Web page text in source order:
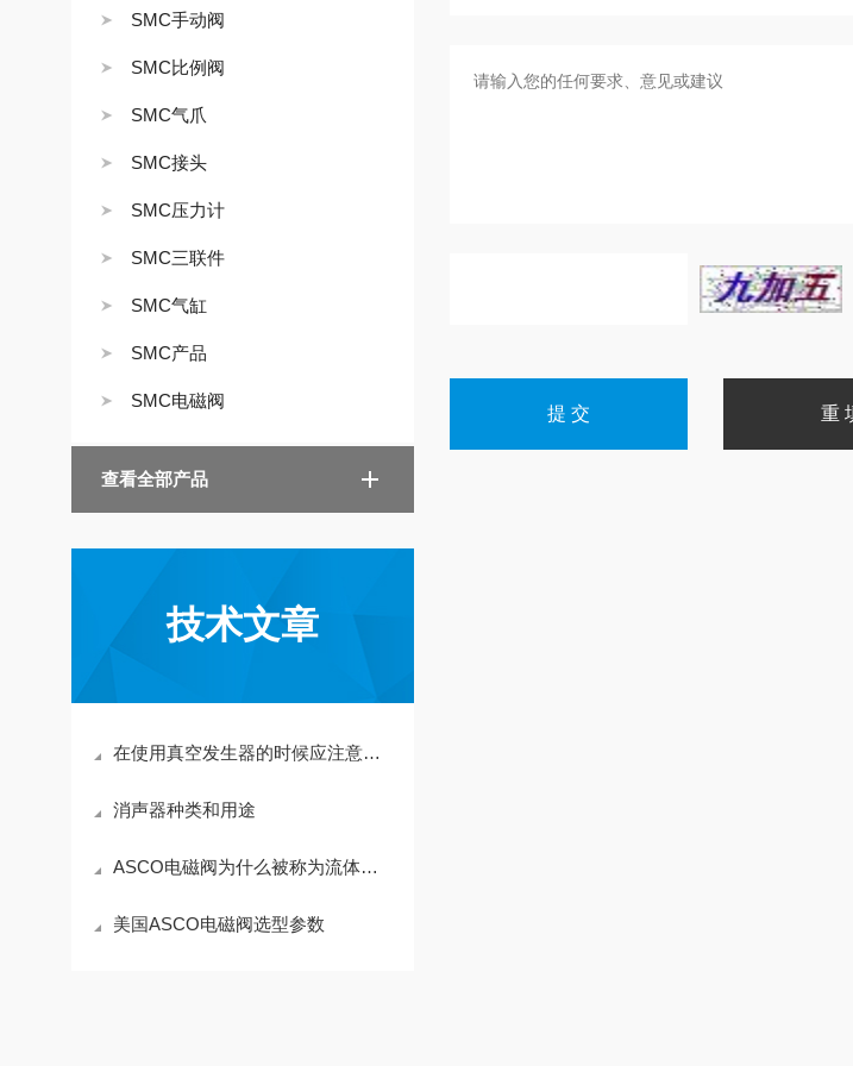
SMC手动阀
SMC比例阀
SMC气爪
SMC接头
SMC压力计
SMC三联件
SMC气缸
SMC产品
SMC电磁阀
查看全部产品
技术文章
在使用真空发生器的时候应注意哪些
消声器种类和用途
ASCO电磁阀为什么被称为流体控制的智能利器
美国ASCO电磁阀选型参数